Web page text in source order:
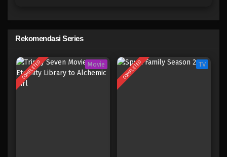
Eps 4 - Maret 19, 2025
Maji de Watashi ni Koi Shinasai!
Eps 3 - Maret 19, 2025
Rekomendasi Series
COMPLETED Movie COMPLETED TV